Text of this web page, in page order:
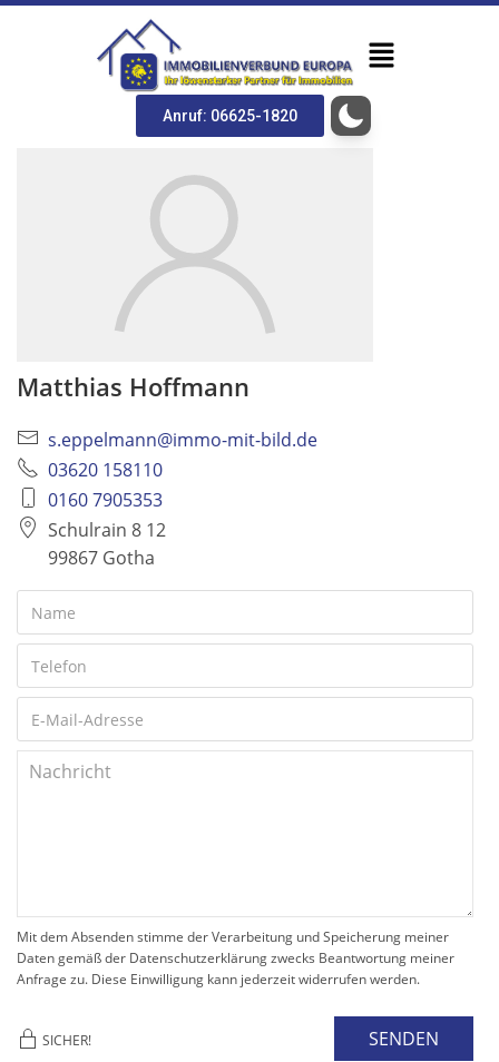
Anruf: 06625-1820
Matthias Hoffmann
s.eppelmann@immo-mit-bild.de
03620 158110
0160 7905353
Schulrain 8 12
99867 Gotha
Mit dem Absenden stimme der Verarbeitung und Speicherung meiner
Daten gemäß der Datenschutzerklärung zwecks Beantwortung meiner
Anfrage zu. Diese Einwilligung kann jederzeit widerrufen werden.
SICHER! SENDEN